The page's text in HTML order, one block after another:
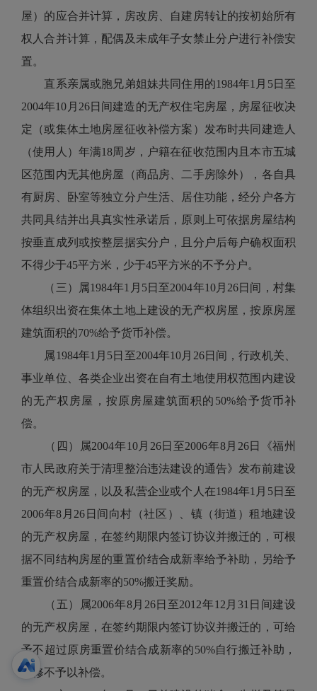
屋）的应合并计算，房改房、自建房转让的按初始所有
权人合并计算，配偶及未成年子女禁止分户进行补偿安
置。
直系亲属或胞兄弟姐妹共同住用的1984年1月5日至
2004年10月26日间建造的无产权住宅房屋，房屋征收决
定（或集体土地房屋征收补偿方案）发布时共同建造人
（使用人）年满18周岁，户籍在征收范围内且本市五城
区范围内无其他房屋（商品房、二手房除外），各自具
有厨房、卧室等独立分户生活、居住功能，经分户各方
共同具结并出具真实性承诺后，原则上可依据房屋结构
按垂直成列或按整层据实分户，且分户后每户确权面积
不得少于45平方米，少于45平方米的不予分户。
（三）属1984年1月5日至2004年10月26日间，村集
体组织出资在集体土地上建设的无产权房屋，按原房屋
建筑面积的70%给予货币补偿。
属1984年1月5日至2004年10月26日间，行政机关、
事业单位、各类企业出资在自有土地使用权范围内建设
的无产权房屋，按原房屋建筑面积的50%给予货币补
偿。
（四）属2004年10月26日至2006年8月26日《福州
市人民政府关于清理整治违法建设的通告》发布前建设
的无产权房屋，以及私营企业或个人在1984年1月5日至
2006年8月26日间向村（社区）、镇（街道）租地建设
的无产权房屋，在签约期限内签订协议并搬迁的，可根
据不同结构房屋的重置价结合成新率给予补助，另给予
重置价结合成新率的50%搬迁奖励。
（五）属2006年8月26日至2012年12月31日间建设
的无产权房屋，在签约期限内签订协议并搬迁的，可给
予不超过原房重置价结合成新率的50%自行搬迁补助，
装修不予以补偿。